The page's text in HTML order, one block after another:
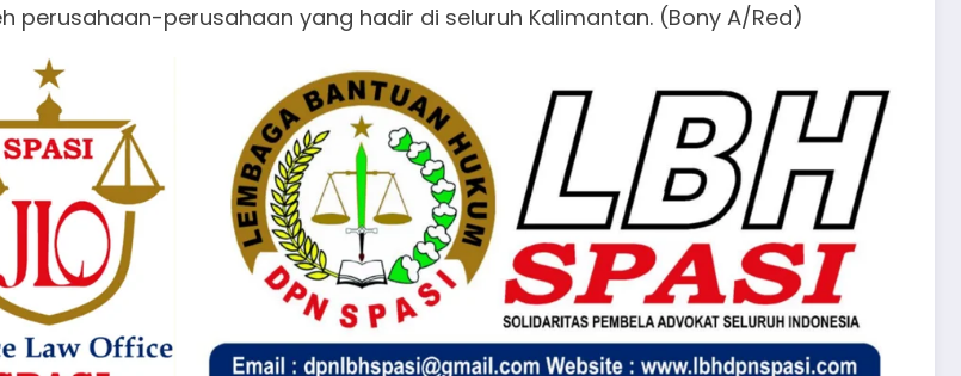
perusahaan yang hadir di seluruh Kalimantan. (Bony A/Red)